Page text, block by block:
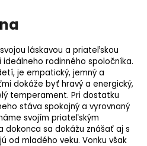
láskavou a priateľskou
rodinného spoločníka.
je empatický, jemný a
dokáže byť hravý a energický,
temperament. Pri dostatku
stáva spokojný a vyrovnaný
svojím priateľským
dokonca sa dokážu znášať aj s
od mladého veku. Vonku však